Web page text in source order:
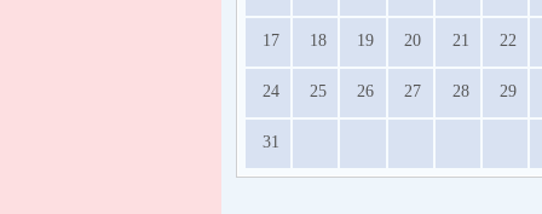
17 18 19 20 21 22
24 25 26 27 28 29
31